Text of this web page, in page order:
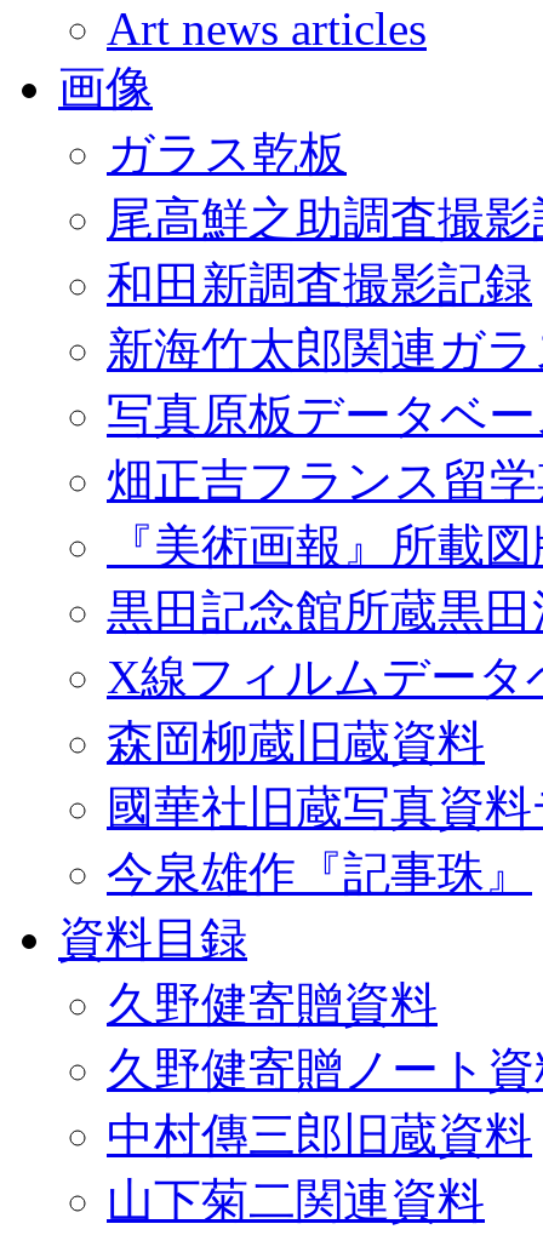
Art news articles
画像
ガラス乾板
尾高鮮之助調査撮
和田新調査撮影記録
新海竹太郎関連ガ
写真原板データベ
畑正吉フランス留
『美術画報』所載
黒田記念館所蔵黒
X線フィルムデータ
森岡柳蔵旧蔵資料
國華社旧蔵写真資
今泉雄作『記事珠』
資料目録
久野健寄贈資料
久野健寄贈ノート
中村傳三郎旧蔵資料
山下菊二関連資料